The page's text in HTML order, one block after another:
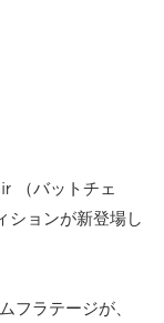
（バットチェ
ションが新登場し
フラテージが、